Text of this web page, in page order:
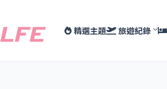
精選主題 旅遊紀錄